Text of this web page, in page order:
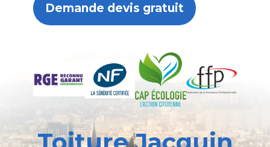
Demande devis gratuit